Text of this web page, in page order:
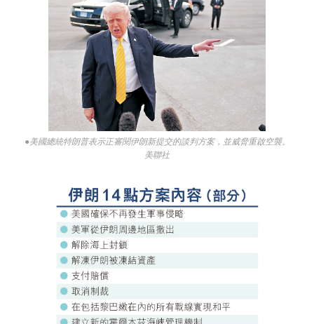
●美國總統特朗普表示正審閱伊朗新提交的談判方案，並威脅重啟空襲。
美聯社